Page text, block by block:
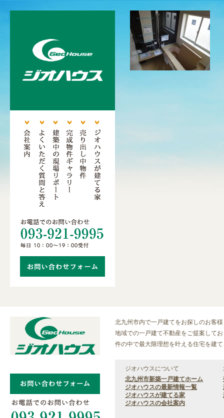
北九州市内で一戸建てをお探しのお客
地域での一戸建て不動産をご提案して
件の中で最大限理想を叶える住宅を建
ジオハウスについて
北九州市新築一戸建てホーム
ジオハウスの最新情報一覧
ジオハウスが建てる家
ジオハウスの会社案内